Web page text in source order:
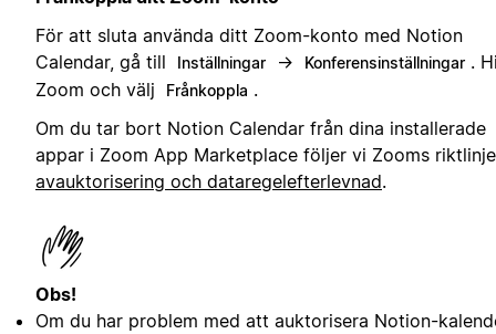
För att sluta använda ditt Zoom-konto med Notion
Calendar, gå till
Inställningar → Konferensinställningar .
Zoom och välj
Frånkoppla .
Om du tar bort Notion Calendar från dina installerade
appar i Zoom App Marketplace följer vi Zooms
avauktorisering och dataregelefterlevnad.
Obs!
Om du har problem med att auktorisera Notion-